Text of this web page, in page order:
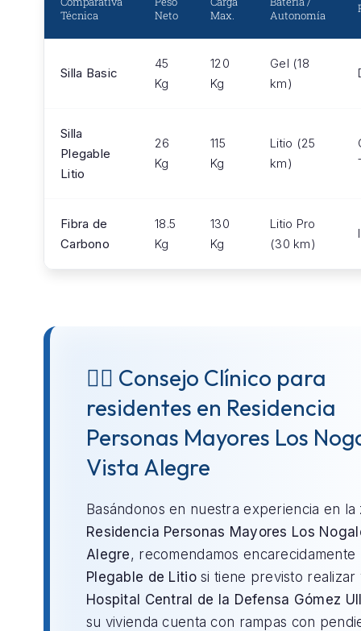
Técnica
Neto
Max.
Autonomía
Silla Basic
45
Kg
120
Kg
Gel (18
km)
Silla
Plegable
Litio
26
Kg
115
Kg
Litio (25
km)
Fibra de
Carbono
18.5
Kg
130
Kg
Litio Pro
(30 km)
👨‍⚕️ Consejo Clínico para
residentes en Residencia
Personas Mayores Los
Vista Alegre
Basándonos en nuestra experiencia en la
Residencia Personas Mayores Los
Alegre, recomendamos
Plegable de Litiosi tiene previsto realizar
Hospital Central de la Defensa Gómez
su vivienda cuenta con rampas con